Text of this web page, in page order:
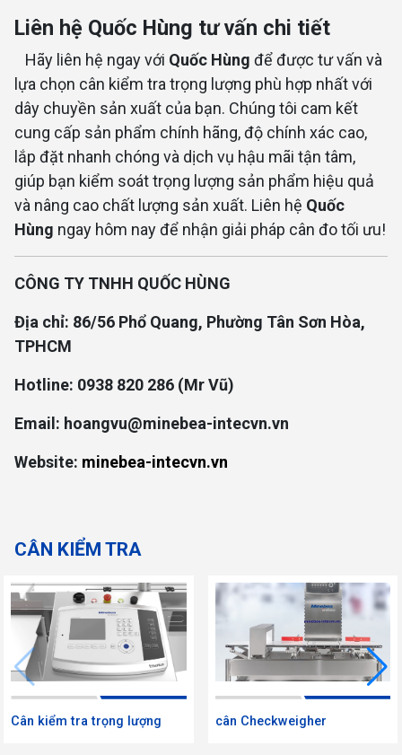
Liên hệ Quốc Hùng tư vấn chi tiết
Hãy liên hệ ngay với Quốc Hùng để được tư vấn và
lựa chọn cân kiểm tra trọng lượng phù hợp nhất với
dây chuyền sản xuất của bạn. Chúng tôi cam kết
cung cấp sản phẩm chính hãng, độ chính xác cao,
lắp đặt nhanh chóng và dịch vụ hậu mãi tận tâm,
giúp bạn kiểm soát trọng lượng sản phẩm hiệu quả
và nâng cao chất lượng sản xuất. Liên hệ Quốc
Hùng ngay hôm nay để nhận giải pháp cân đo tối ưu!
CÔNG TY TNHH QUỐC HÙNG
Địa chỉ: 86/56 Phổ Quang, Phường Tân Sơn Hòa,
TPHCM
Hotline: 0938 820 286 (Mr Vũ)
Email: hoangvu@minebea-intecvn.vn
Website: minebea-intecvn.vn
CÂN KIỂM TRA
Cân kiểm tra trọng lượng cân Checkweigher